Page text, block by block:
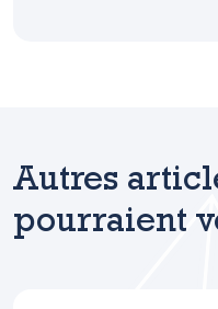
Autres
pourraient